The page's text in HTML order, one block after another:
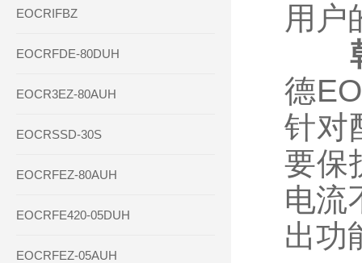
EOCRIFBZ
EOCRFDE-80DUH
EOCR3EZ-80AUH
EOCRSSD-30S
EOCRFEZ-80AUH
EOCRFE420-05DUH
EOCRFEZ-05AUH
用户
德
针对
要保
电流
出功